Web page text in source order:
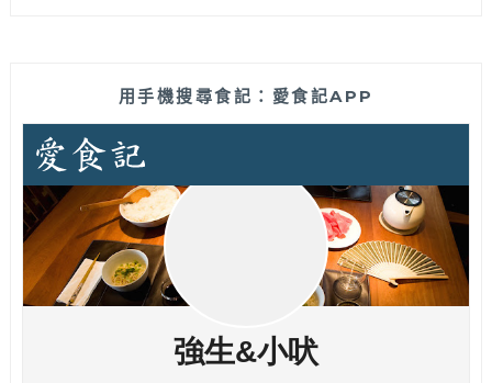
用手機搜尋食記：愛食記APP